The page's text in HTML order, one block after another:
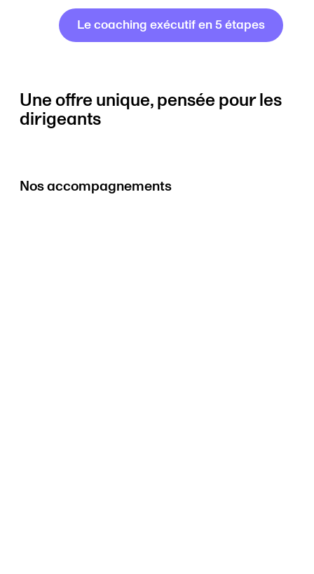
Le coaching exécutif en 5 étapes
Une offre unique, pensée pour les
dirigeants
Nos accompagnements